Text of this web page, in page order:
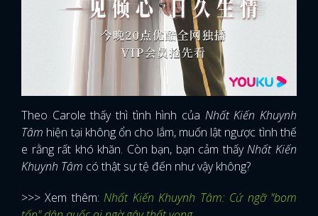
Theo Carole thấy thì tình hình của Nhất Kiến Khuynh
Tâm hiện tại không ổn cho lắm, muốn lật ngược tình thế
e rằng rất khó khăn. Còn bạn, bạn cảm thấyNhất Kiến
Khuynh Tâm có thật sự tệ đến như vậy không?
>>> Xem thêm:Nhất Kiến Khuynh Tâm: Cứ ngỡ "bom